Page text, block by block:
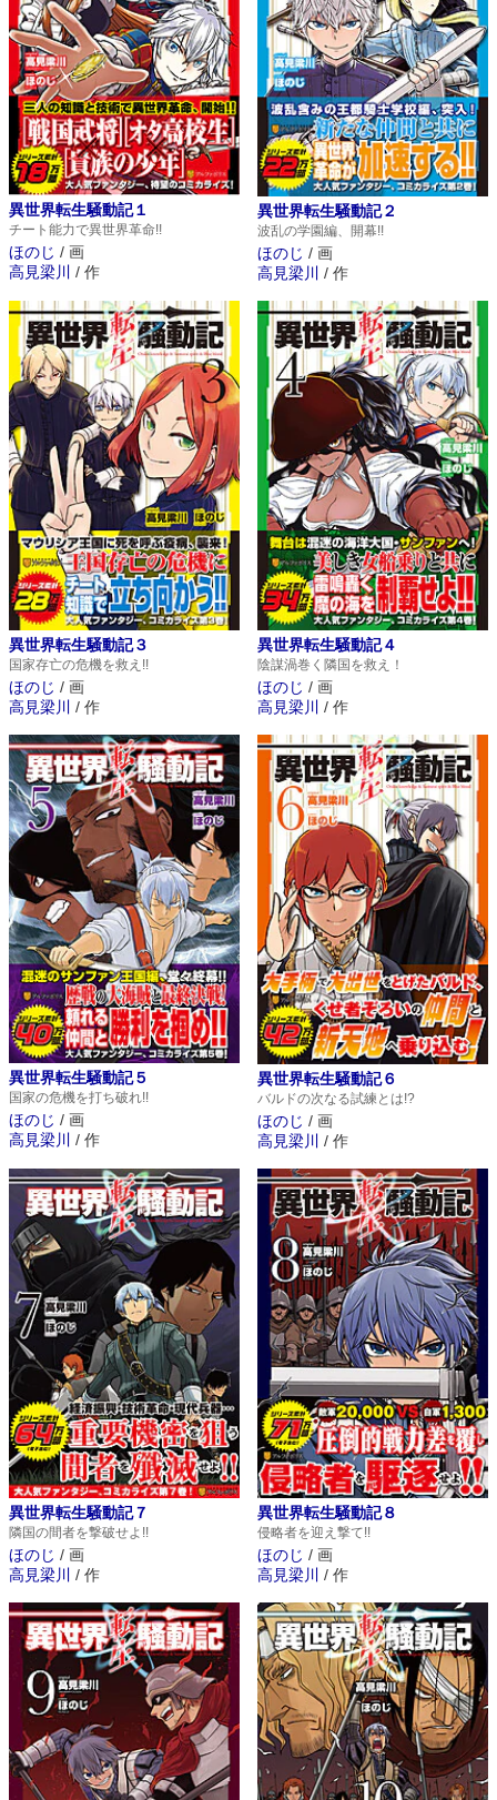
チート能力で異世界革命!!
異世界転生騒動記１
ほのじ / 画
高見梁川
/ 作
波乱の学園編、開幕!!
異世界転生騒動記２
ほのじ / 画
高見梁川 / 作
国家存亡の危機を救え!!
異世界転生騒動記３
ほのじ / 画
高見梁川 / 作
陰謀渦巻く隣国を救え！
異世界転生騒動記４
ほのじ / 画
高見梁川 / 作
国家の危機を打ち破れ!!
異世界転生騒動記５
ほのじ / 画
高見梁川
/ 作
バルドの次なる試練とは!?
異世界転生騒動記６
ほのじ / 画
高見梁川
/ 作
隣国の間者を撃破せよ!!
異世界転生騒動記７
ほのじ / 画
高見梁川
/ 作
侵略者を迎え撃て!!
異世界転生騒動記８
ほのじ / 画
高見梁川
/ 作